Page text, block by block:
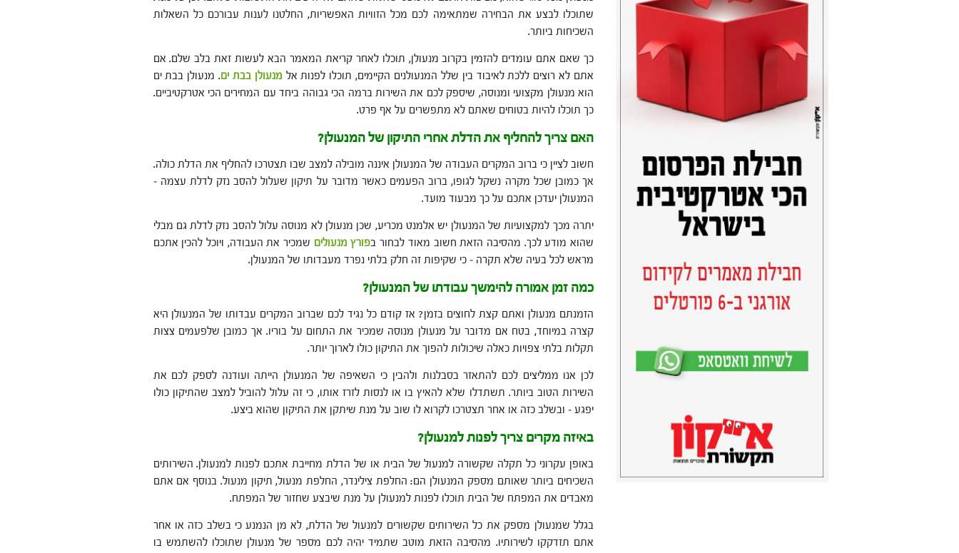
שתוכלו לבצע את הבחירה שמתאימה לכם מכל הזוויות האפשריות, החלטנו לענות עבורכם כל השאלות
השכיחות ביותר.
כך שאם אתם עומדים להזמין בקרוב מנעולן, תוכלו לאחר קריאת המאמר הבא לעשות זאת בלב שלם. אם
אתם לא רוצים ללכת לאיבוד בין שלל המנעולנים הקיימים, תוכלו לפנות אל מנעולן בבת ים. מנעולן בבת ים
הוא מנעולן מקצועי ומנוסה, שיספק לכם את השירות ברמה הכי גבוהה ביחד עם המחירים הכי אטרקטיביים.
כך תוכלו להיות בטוחים שאתם לא מתפשרים על אף פרט.
האם צריך להחליף את הדלת אחרי התיקון של המנעולן?
חשוב לציין כי ברוב המקרים העבודה של המנעולן איננה מובילה למצב שבו תצטרכו להחליף את הדלת כולה.
אך כמובן שכל מקרה נשקל לגופו, ברוב הפעמים כאשר מדובר על תיקון שעלול להסב נזק לדלת עצמה –
המנעולן יעדכן אתכם על כך מבעוד מועד.
יתרה מכך למקצועיות של המנעולן יש אלמנט מכריע, שכן מנעולן לא מנוסה עלול להסב נזק לדלת גם מבלי
שהוא מודע לכך. מהסיבה הזאת חשוב מאוד לבחור בפורץ מנעולים שמכיר את העבודה, ויוכל להכין אתכם
מראש לכל בעיה שלא תקרה – כי שקיפות זה חלק בלתי נפרד מעבדותו של המנעולן.
כמה זמן אמורה להימשך עבודתו של המנעולן?
הזמנתם מנעולן ואתם קצת לחוצים בזמן? אז קודם כל נגיד לכם שברוב המקרים עבדותו של המנעולן היא
קצרה במיוחד, בטח אם מדובר על מנעולן מנוסה שמכיר את התחום על בוריו. אך כמובן שלפעמים צצות
תקלות בלתי צפויות כאלה שיכולות להפוך את התיקון כולו לארוך יותר.
לכן אנו ממליצים לכם להתאזר בסבלנות ולהבין כי השאיפה של המנעולן הייתה ועודנה לספק לכם את
השירות הטוב ביותר. תשתדלו שלא להאיץ בו או לנסות לזרז אותו, כי זה עלול להוביל למצב שהתיקון כולו
יפגע – ובשלב כזה או אחר תצטרכו לקרוא לו שוב על מנת שיתקן את התיקון שהוא ביצע.
באיזה מקרים צריך לפנות למנעולן?
באופן עקרוני כל תקלה שקשורה למנעול של הבית או של הדלת מחייבת אתכם לפנות למנעולן. השירותים
השכיחים ביותר שאותם מספק המנעולן הם: החלפת צילינדר, החלפת מנעול, תיקון מנעול. בנוסף אם אתם
מאבדים את המפתח של הבית תוכלו לפנות למנעולן על מנת שיבצע שחזור של המפתח.
בגלל שמנעולן מספק את כל השירותים שקשורים למנעול של הדלת, לא מן הנמנע כי בשלב כזה או אחר
אתם תזדקקו לשירותיו. מהסיבה הזאת מוטב שתמיד יהיה לכם מספר של מנעולן שתוכלו להשתמש בו